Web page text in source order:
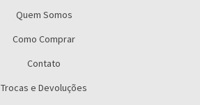
Quem Somos
Como Comprar
Contato
Trocas e Devoluções